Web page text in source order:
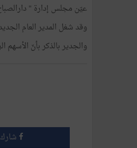
عيّن مجلس إدارة " دارالصباح" يوم الخميس 11 أفريل 2019
وقد شغل المدير العام
والجدير بالذكر بأنّ الأسهم
شارك